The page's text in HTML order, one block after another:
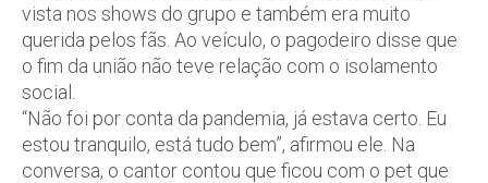
vista nos shows do grupo e também era muito
querida pelos fãs. Ao veículo, o pagodeiro disse que
o fim da união não teve relação com o isolamento
social.
“Não foi por conta da pandemia, já estava certo. Eu
estou tranquilo, está tudo bem”, afirmou ele. Na
conversa, o cantor contou que ficou com o pet que